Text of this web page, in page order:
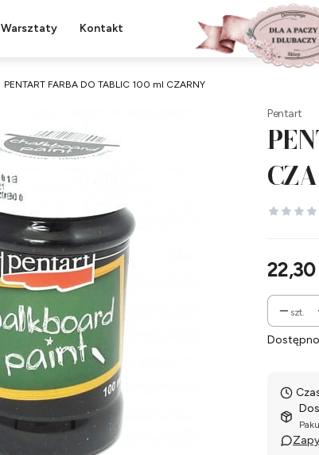
Warsztaty Kontakt
PENTART FARBA DO TABLIC 100 ml CZARNY
Pentart
Cena
22,30
szt.